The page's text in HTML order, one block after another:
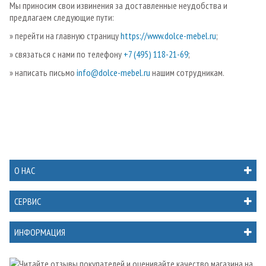
Мы приносим свои извинения за доставленные неудобства и
предлагаем следующие пути:
» перейти на главную страницуhttps://www.dolce-mebel.ru;
» связаться с нами по телефону +7 (495) 118-21-69;
» написать письмо info@dolce-mebel.ru нашим сотрудникам.
О НАС
СЕРВИС
ИНФОРМАЦИЯ